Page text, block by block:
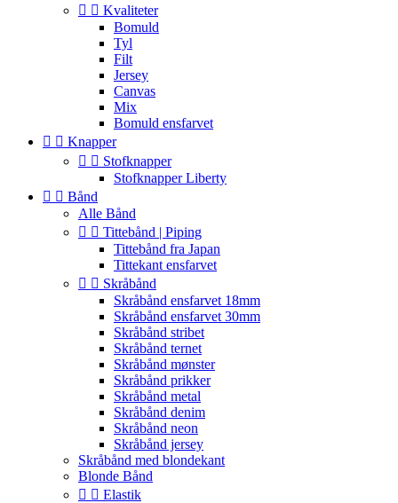
  Kvaliteter
Bomuld
Tyl
Filt
Jersey
Canvas
Mix
Bomuld ensfarvet
  Knapper
  Stofknapper
Stofknapper Liberty
  Bånd
Alle Bånd
  Tittebånd | Piping
Tittebånd fra Japan
Tittekant ensfarvet
  Skråbånd
Skråbånd ensfarvet 18mm
Skråbånd ensfarvet 30mm
Skråbånd stribet
Skråbånd ternet
Skråbånd mønster
Skråbånd prikker
Skråbånd metal
Skråbånd denim
Skråbånd neon
Skråbånd jersey
Skråbånd med blondekant
Blonde Bånd
  Elastik